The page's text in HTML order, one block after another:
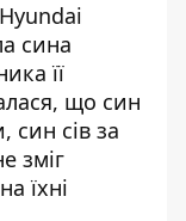
сина
її
що син
син сів за
зміг
їхні